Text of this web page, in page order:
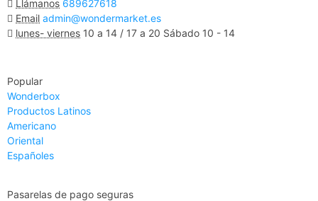
Llámanos 689627618
Email admin@wondermarket.es
lunes- viernes 10 a 14 / 17 a 20 Sábado 10 - 14
Popular
Wonderbox
Productos Latinos
Americano
Oriental
Españoles
Pasarelas de pago seguras